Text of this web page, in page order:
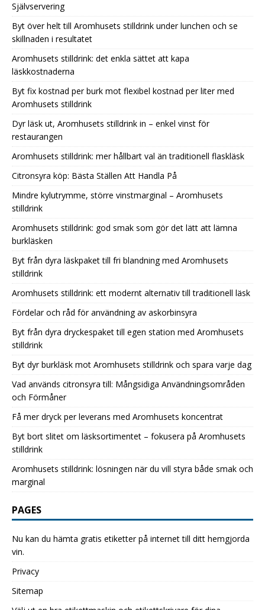
Självservering
Byt över helt till Aromhusets stilldrink under lunchen och se
skillnaden i resultatet
Aromhusets stilldrink: det enkla sättet att kapa
läskkostnaderna
Byt fix kostnad per burk mot flexibel kostnad per liter med
Aromhusets stilldrink
Dyr läsk ut, Aromhusets stilldrink in – enkel vinst för
restaurangen
Aromhusets stilldrink: mer hållbart val än traditionell flaskläsk
Citronsyra köp: Bästa Ställen Att Handla På
Mindre kylutrymme, större vinstmarginal – Aromhusets
stilldrink
Aromhusets stilldrink: god smak som gör det lätt att lämna
burkläsken
Byt från dyra läskpaket till fri blandning med Aromhusets
stilldrink
Aromhusets stilldrink: ett modernt alternativ till traditionell läsk
Fördelar och råd för användning av askorbinsyra
Byt från dyra dryckespaket till egen station med Aromhusets
stilldrink
Byt dyr burkläsk mot Aromhusets stilldrink och spara varje dag
Vad används citronsyra till: Mångsidiga Användningsområden
och Förmåner
Få mer dryck per leverans med Aromhusets koncentrat
Byt bort slitet om läsksortimentet – fokusera på Aromhusets
stilldrink
Aromhusets stilldrink: lösningen när du vill styra både smak och
marginal
PAGES
Nu kan du hämta gratis etiketter på internet till ditt hemgjorda
vin.
Privacy
Sitemap